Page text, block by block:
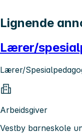
Lignende
Lærer/
Lærer/
Arbeidsgiver
Vestby barneskole